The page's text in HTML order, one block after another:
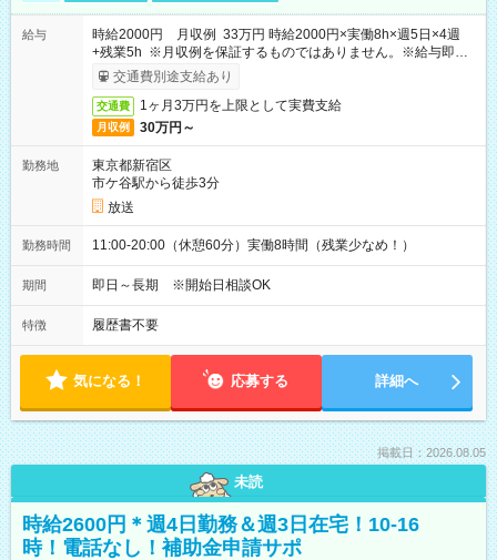
給与
時給2000円 月収例 33万円 時給2000円×実働8h×週5日×4週
+残業5h ※月収例を保証するものではありません。※給与即受
取りサービス利用可（利用条件有）
交通費別途支給あり
交通費 1ヶ月3万円を上限として実費支給
月収例 30万円～
勤務地
東京都新宿区
市ケ谷駅から徒歩3分
放送
勤務時間 11:00-20:00（休憩60分）実働8時間（残業少なめ！）
期間 即日～長期 ※開始日相談OK
特徴 履歴書不要
気になる！ 応募する 詳細へ
掲載日：2026.08.05
未読
時給2600円＊週4日勤務＆週3日在宅！10-16
時！電話なし！補助金申請サポ